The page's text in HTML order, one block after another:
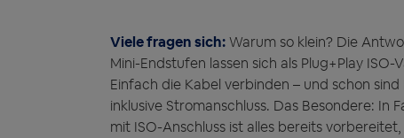
Viele fragen sich:Warum so klein? Die
Mini-Endstufen lassen sich als Plug+Play
Einfach die Kabel verbinden – und schon
inklusive Stromanschluss. Das Besondere: In
mit ISO-Anschluss ist alles bereits vorbereitet,